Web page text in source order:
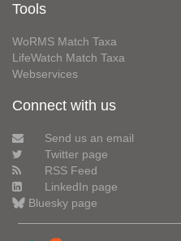
Tools
WoRMS Match Taxa
LifeWatch Match Taxa
Webservices
Connect with us
Send us an email
Twitter page
RSS Feed
LinkedIn page
Bluesky page